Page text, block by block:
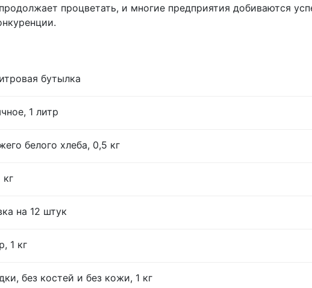
процветать, и многие предприятия добиваются
бутылка
1 литр
белого хлеба, 0,5 кг
на 12 штук
1 кг
без костей и без кожи, 1 кг